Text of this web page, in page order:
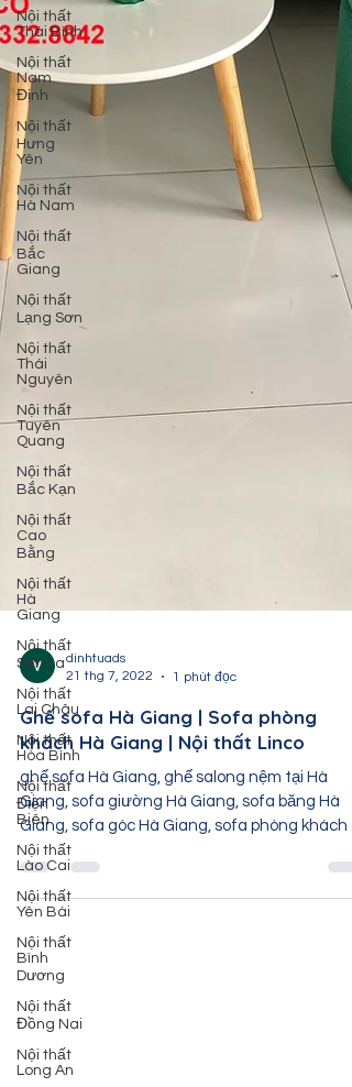
Nội thất
Thái Bình
Nội thất
Nam
Định
Nội thất
Hưng
Yên
Nội thất
Hà Nam
Nội thất
Bắc
Giang
Nội thất
Lạng Sơn
Nội thất
Thái
Nguyên
Nội thất
Tuyên
Quang
Nội thất
Bắc Kạn
Nội thất
Cao
Bằng
Nội thất
Hà
Giang
Nội thất
Sơn La
Nội thất
Lai Châu
Nội thất
Hòa Bình
Nội thất
Điện
Biên
Nội thất
Lào Cai
Nội thất
Yên Bái
Nội thất
Bình
Dương
Nội thất
Đồng Nai
Nội thất
Long An
dinhtuads
21 thg 7, 2022
1 phút đọc
Ghế sofa Hà Giang | Sofa phòng
khách Hà Giang | Nội thất Linco
ghế sofa Hà Giang, ghế salong nệm tại Hà
Giang, sofa giường Hà Giang, sofa băng Hà
Giang, sofa góc Hà Giang, sofa phòng khách
Giang,...